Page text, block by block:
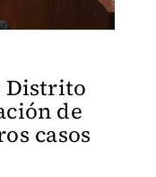
Distrito
de
casos